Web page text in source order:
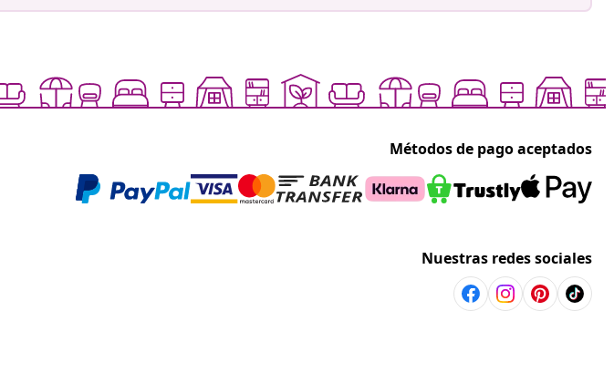
Métodos de pago aceptados
Nuestras redes sociales